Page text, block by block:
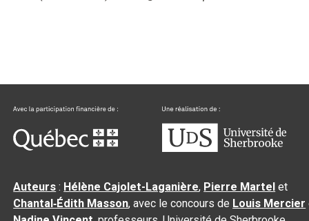
Auteurs : Hélène Cajolet-Laganière, Pierre Martel et
Chantal‑Édith Masson, avec le concours de Louis Mercier